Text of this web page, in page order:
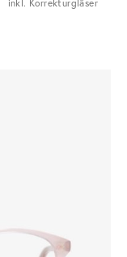
inkl. Korrekturgläser